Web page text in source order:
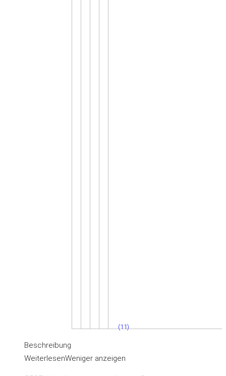
(11)
Beschreibung
WeiterlesenWeniger anzeigen